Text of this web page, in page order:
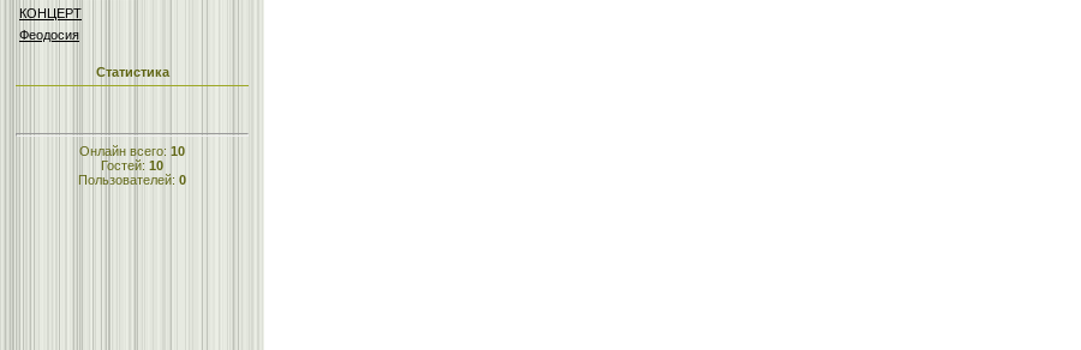
КОНЦЕРТ
Феодосия
Статистика
Онлайн всего: 10
Гостей: 10
Пользователей: 0